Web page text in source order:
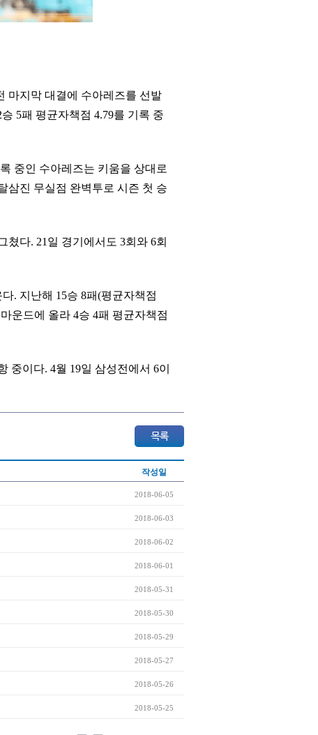
마지막 대결에 수아레즈를 선발
5패 평균자책점 4.79를 기록 중
중인 수아레즈는 키움을 상대로
삼진 무실점 완벽투로 시즌 첫 승
다. 21일 경기에서도 3회와 6회
. 지난해 15승 8패(평균자책점
운드에 올라 4승 4패 평균자책점
중이다. 4월 19일 삼성전에서 6이
작성일
2018-06-05
2018-06-03
2018-06-02
2018-06-01
2018-05-31
2018-05-30
2018-05-29
2018-05-27
2018-05-26
2018-05-25